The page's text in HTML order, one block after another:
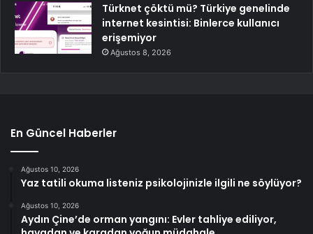
Türknet çöktü mü? Türkiye genelinde
internet kesintisi: Binlerce kullanıcı
erişemiyor
Ağustos 8, 2026
En Güncel Haberler
Ağustos 10, 2026
Yaz tatili okuma listeniz psikolojinizle ilgili ne söylüyor?
Ağustos 10, 2026
Aydın Çine’de orman yangını: Evler tahliye ediliyor,